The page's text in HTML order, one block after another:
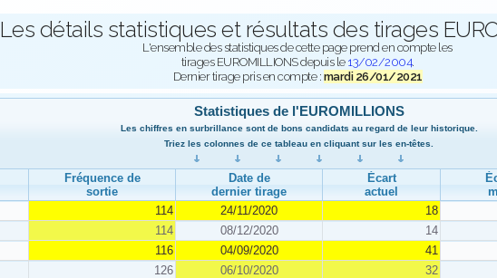
Les détails statistiques et résultats des tirages
L'ensemble des statistiques de cette page prend en compte les
tirages EUROMILLIONS depuis le 13/02/2004.
Dernier tirage pris en compte : mardi 26/01/2021
Statistiques de l'EUROMILLIONS
Les chiffres en surbrillance sont de bons candidats au regard de leur historique.
Triez les colonnes de ce tableau en cliquant sur les en-têtes.
Fréquence de
sortie
Date de
dernier tirage
Écart
actuel
114 24/11/2020 18
114 08/12/2020 14
116 04/09/2020 41
126 06/10/2020 32